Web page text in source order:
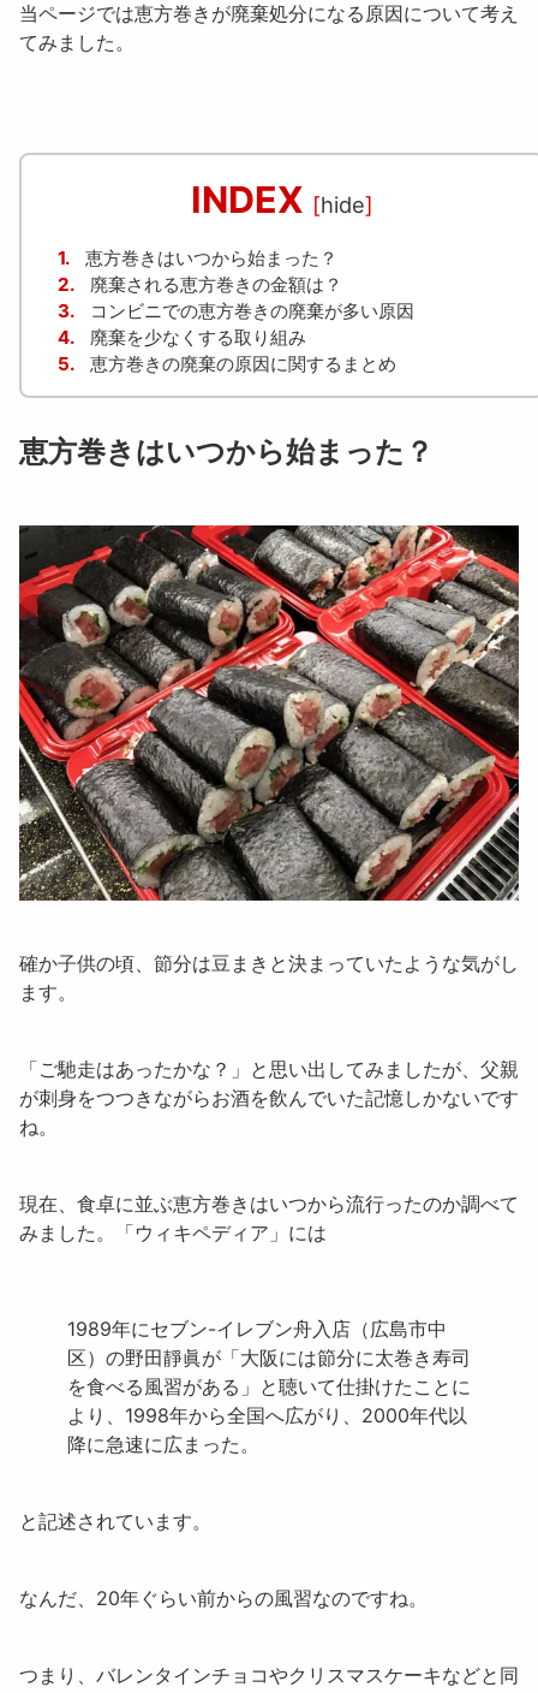
当ページでは恵方巻きが廃棄処分になる原因について考え
てみました。
INDEX [hide]
1.
恵方巻きはいつから始まった？
2.
廃棄される恵方巻きの金額は？
3.
コンビニでの恵方巻きの廃棄が多い原因
4.
廃棄を少なくする取り組み
5.
恵方巻きの廃棄の原因に関するまとめ
恵方巻きはいつから始まった？
確か子供の頃、節分は豆まきと決まっていたような気がし
ます。
「ご馳走はあったかな？ 」と思い出してみましたが、父親
が刺身をつつきながらお酒を飲んでいた記憶しかないです
ね。
現在、食卓に並ぶ恵方巻き はいつから流行ったのか調べて
みました。「ウィキペディア」には
1989年にセブン-イレブン舟入店（広島市中
区）の野田靜眞が「大阪には節分に太巻き寿司
を食べる風習がある」と聴いて仕掛けたことに
より、1998年から全国へ広がり、2000年代以
降に急速に広まった。
と記述されています。
なんだ、20年ぐらい前からの風習なのですね。
つまり、バレンタインチョコやクリスマスケーキなどと同